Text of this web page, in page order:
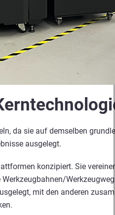
da sie auf demselben
ausgelegt.
konzipiert. Sie
mit den anderen